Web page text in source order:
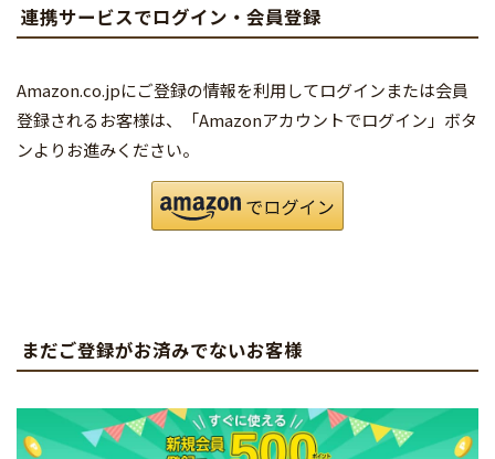
連携サービスでログイン・会員登録
Amazon.co.jpにご登録の情報を利用してログインまたは会員
登録されるお客様は、「Amazonアカウントでログイン」ボタ
ンよりお進みください。
まだご登録がお済みでないお客様